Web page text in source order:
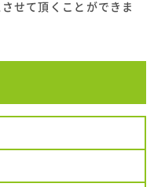
せて頂くことができま